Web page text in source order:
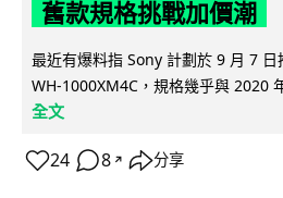
舊款規格挑戰加價潮
最近有爆料指 Sony 計劃於 9 月 7
WH-1000XM4C，規格幾乎與 2020
全文
24 8 ↗ 分享